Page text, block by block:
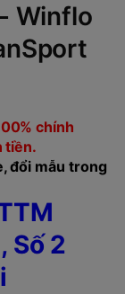
Winflo
chính
tiền.
đổi mẫu trong
Số 2